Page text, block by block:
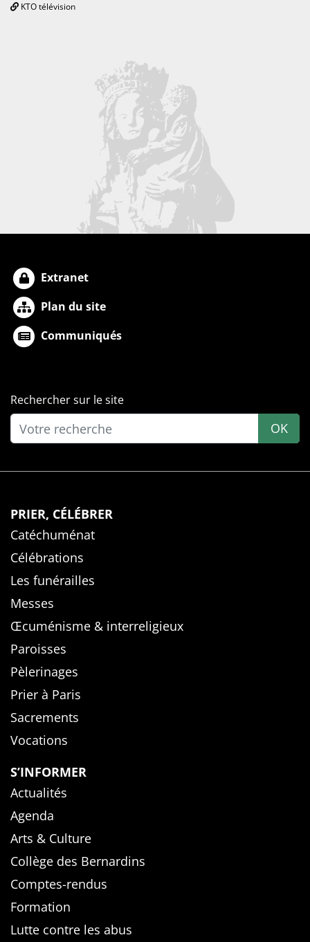
KTO télévision
Extranet
Plan du site
Communiqués
Rechercher sur le site
OK
PRIER, CÉLÉBRER
Catéchuménat
Célébrations
Les funérailles
Messes
Œcuménisme & interreligieux
Paroisses
Pèlerinages
Prier à Paris
Sacrements
Vocations
S’INFORMER
Actualités
Agenda
Arts & Culture
Collège des Bernardins
Comptes-rendus
Formation
Lutte contre les abus